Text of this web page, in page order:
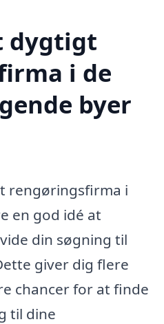
dygtigt
i de
byer
rengøringsfirma i
en god idé at
din søgning til
giver dig flere
chancer for at finde
til dine